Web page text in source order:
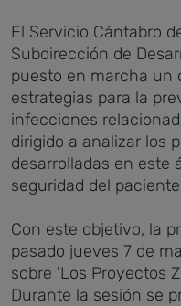
El Servicio Cántabro
Subdirección de
puesto en marcha un
estrategias para la
infecciones
dirigido a analizar los
desarrolladas en este
seguridad del
Con este objetivo, la
pasado jueves 7 de
sobre 'Los Proyectos
Durante la sesión se